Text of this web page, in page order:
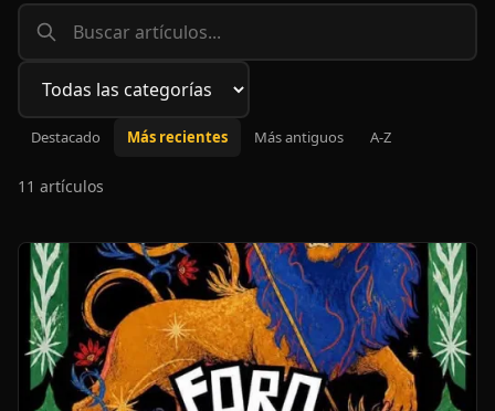
Filtrar por categoría
Destacado Más recientes Más antiguos A-Z
11 artículos